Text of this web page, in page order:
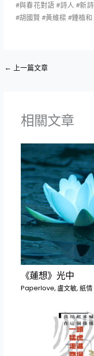
#與春花對語 #詩人 #新
#胡國賢 #黃維樑 #鍾植和
← 上一篇文章
相關文章
《蓮想》光中
Paperlove, 盧文敏, 紙情